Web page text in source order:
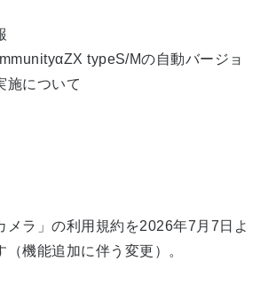
typeS/Mの自動バージョ
施について​
メラ」の利用規約を2026年7月7日よ
（機能追加に伴う変更）。